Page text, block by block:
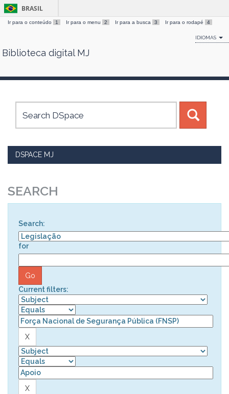
Skip
BRASIL
Ir para o conteúdo 1 Ir para o menu 2 Ir para a busca 3 Ir para o rodapé 4
IDIOMAS
Biblioteca digital MJ
DSPACE MJ
SEARCH
Search:
for
Current filters: